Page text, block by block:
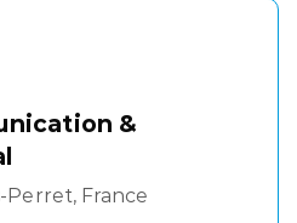
&
Perret, France